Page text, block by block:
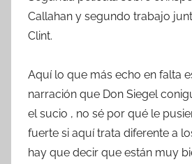
Callahan y segundo trabajo
Clint.
Aquí lo que más echo en falta
narración que Don Siegel
el sucio , no sé por qué le
fuerte si aquí trata diferente a
hay que decir que están muy